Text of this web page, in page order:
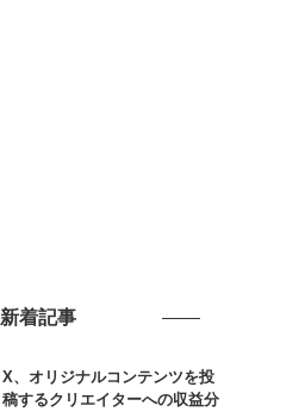
新着記事
X、オリジナルコンテンツを投
稿するクリエイターへの収益分